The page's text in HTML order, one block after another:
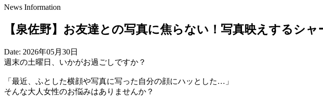
News Information
【泉佐野】お友達との写真に焦らない！写真映えするシ
Date: 2026年05月30日
週末の土曜日、いかがお過ごしですか？
「最近、ふとした横顔や写真に写った自分の顔にハッとした…」
そんな大人女性のお悩みはありませんか？